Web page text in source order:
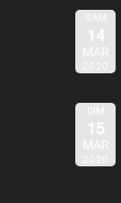
SAM
14
MAR
2020
DIM
15
MAR
2020